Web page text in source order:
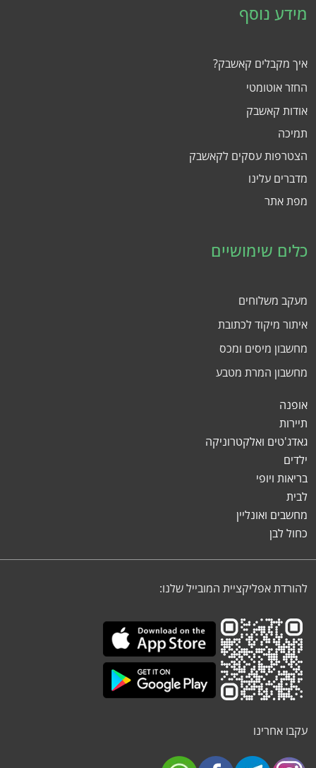
מידע נוסף
איך מקבלים קאשבק?
החזר אוטומטי
אודות קאשבק
תמיכה
הצטרפות עסקים לקאשבק
מדברים עלינו
מפת אתר
כלים שימושיים
מעקב משלוחים
איתור מיקוד לכתובת
מחשבון מיסים ומכס
מחשבון המרת מטבע
אופנה
תיירות
גאדג'טים ואלקטרוניקה
ילדים
בריאות ויופי
לבית
מחשבים ואונליין
כחול לבן
להורדת אפליקציית המובייל שלנו:
עקבו אחרינו